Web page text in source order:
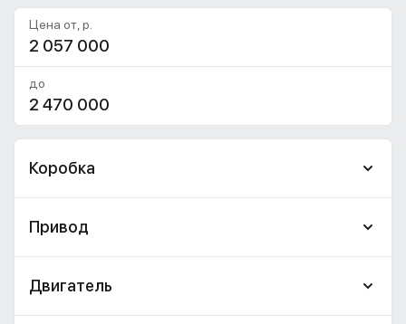
Цена от, р.
до
Коробка
Привод
Двигатель